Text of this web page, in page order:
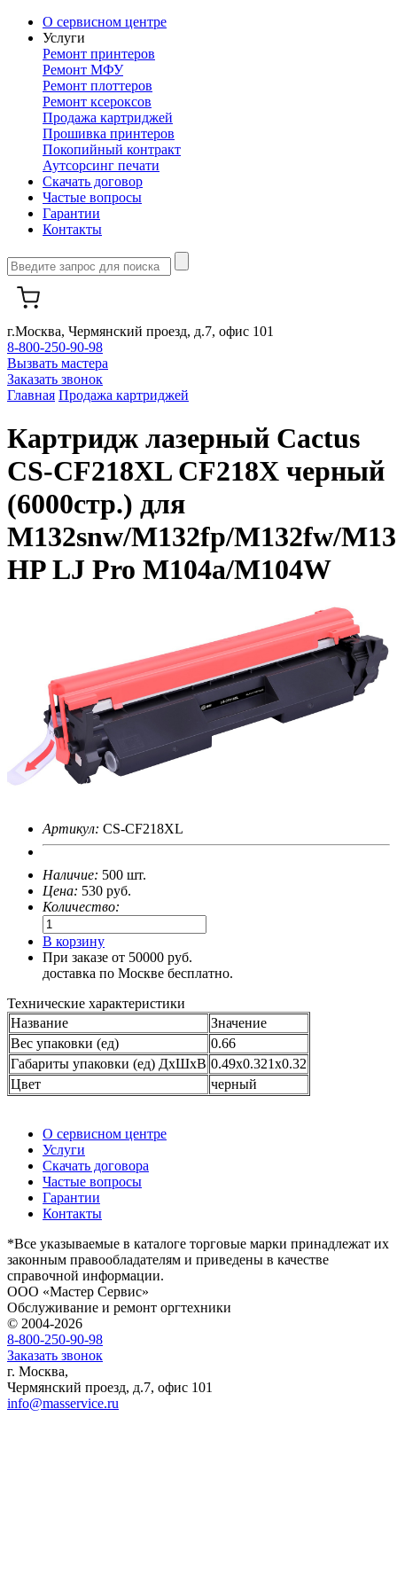
О сервисном центре
Услуги
Ремонт принтеров
Ремонт МФУ
Ремонт плоттеров
Ремонт ксероксов
Продажа картриджей
Прошивка принтеров
Покопийный контракт
Аутсорсинг печати
Скачать договор
Частые вопросы
Гарантии
Контакты
г.Москва, Чермянский проезд, д.7, офис 101
8-800-250-90-98
Вызвать мастера
Заказать звонок
Главная Продажа картриджей
Картридж лазерный Cactus
CS-CF218XL CF218X черный
(6000стр.) для
M132snw/M132fp/M132fw/
HP LJ Pro M104a/M104W
Артикул: CS-CF218XL
Наличие: 500 шт.
Цена: 530 руб.
Количество:
В корзину
При заказе от 50000 руб.
доставка по Москве бесплатно.
Технические характеристики
Название
Значение
Вес упаковки (ед)
0.66
Габариты упаковки (ед) ДхШхВ 0.49x0.321x0.32
Цвет
черный
О сервисном центре
Услуги
Скачать договора
Частые вопросы
Гарантии
Контакты
*Все указываемые в каталоге торговые марки принадлежат их
законным правообладателям и приведены в качестве
справочной информации.
ООО «Мастер Сервис»
Обслуживание и ремонт оргтехники
© 2004-2026
8-800-250-90-98
Заказать звонок
г. Москва,
Чермянский проезд, д.7, офис 101
info@masservice.ru